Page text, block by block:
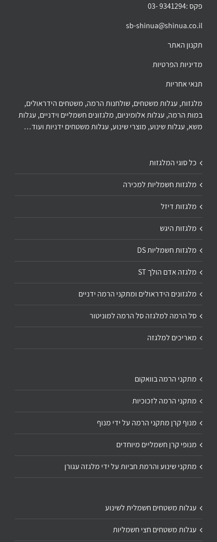
פקס :9341294 -03
sb-shinua@shinua.co.il
תקנון האתר
מדיניות הפרטיות
תנאי אחריות
מלגזות, עגלות משטחים, שולחנות הרמה, משטחים הידראולים,
במות הרמה, עגלות אלומיניום, מלגזונים חשמליים וידניים, עגלות
משא, עגלות שינוע, מוצרי שינוע, עגלות משטחים ידניות ועוד…
כל סוגי המלגזות
מלגזות חשמליות למכירה
מלגזות דיזל
מלגזות היגש
מלגזות חשמליות DS
מלגזה אדם הולך ST
מלגזונים הידראולים ומתקני הרמה ידניים
סל הרמה למלגזה סל הרמה למוניטור
מאריכים למלגזה
מתקני הרמה בוואקום
מתקני הרמה לזכוכיות
מנוף קרן מתקני הרמה על ידי מנוף
מנופי קרן חשמליים מיוחדים
מתקני שינוע והרמת חביות על ידי מלגזה עגורן
עגלות משטחים חשמלית לשינוע
עגלות משטחים חצי חשמליות